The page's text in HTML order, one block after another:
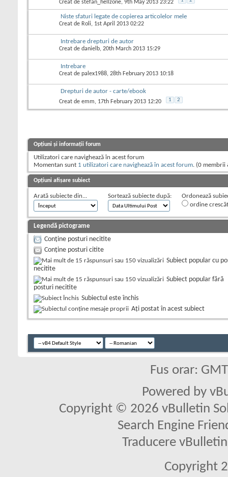
Creat de stefan_hellzone, 9th May 2013 23:22
Niste sfaturi legate de copierea articolelor mele
Creat de Roli, 1st April 2013 02:22
Intrebare drepturi de autor
Creat de danielb, 20th March 2013 15:29
Intrebare
Creat de palex1988, 28th February 2013 10:18
Drepturi de autor - carte/ebook
Creat de emm, 17th February 2013 12:20 1 2
Opțiuni și informații forum
Utilizatori care navighează în acest forum
Momentan sunt 1 utilizatori care navighează în acest forum. (0 membrii
Opțiuni afișare subiect
Arată subiecte din... Sortează subiecte după:
Ordonează
ordine
Legendă pictograme
Conține posturi necitite
Conține posturi citite
Subiect popular cu
necitite
Subiect popular fără
posturi necitite
Subiectul este închis
Aţi postat în acest subiect
Fus orar:
Powered by
Copyright © 2026 vBulletin
Search Engine
Traducere
Copyright